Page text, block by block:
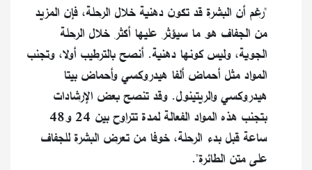
"رغم أن البشرة قد تكون دهنية خلال الرحلة، فإن المزيد
من الجفاف هو ما سيؤثر عليها أكثر خلال الرحلة
الجوية، وليس كونها دهنية. أنصح بالترطيب أولا، وتجنب
المواد مثل أحماض ألفا هيدروكسي وأحماض بيتا
هيدروكسي والريتينول. وقد تنصح بعض الإرشادات
بتجنب هذه المواد الفعالة لمدة تتراوح بين 24 و48
ساعة قبل بدء الرحلة، خوفا من تعرض البشرة للجفاف
على متن الطائرة".